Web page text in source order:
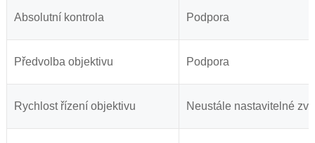
Absolutní kontrola Podpora
Předvolba objektivu Podpora
Rychlost řízení objektivu Neustále nastavitelné